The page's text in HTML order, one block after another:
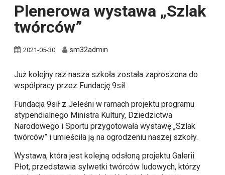
Plenerowa wystawa „Szlak
twórców”
2021-05-30 sm32admin
Już kolejny raz nasza szkoła została zaproszona do
współpracy przez Fundację 9sił .
Fundacja 9sił z Jeleśni w ramach projektu programu
stypendialnego Ministra Kultury, Dziedzictwa
Narodowego i Sportu przygotowała wystawę „Szlak
twórców” i umieściła ją na ogrodzeniu naszej szkoły.
Wystawa, która jest kolejną odsłoną projektu Galerii
Płot, przedstawia sylwetki twórców ludowych, którzy